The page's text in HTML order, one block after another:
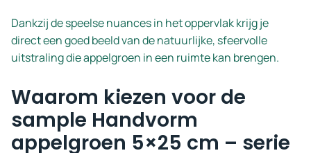
Dankzij de speelse nuances in het oppervlak krijg je
direct een goed beeld van de natuurlijke, sfeervolle
uitstraling die appelgroen in een ruimte kan brengen.
Waarom kiezen voor de
sample Handvorm
appelgroen 5×25 cm – serie